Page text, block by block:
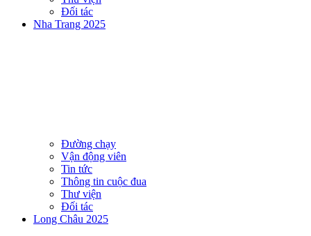
Đối tác
Nha Trang 2025
Đường chạy
Vận động viên
Tin tức
Thông tin cuộc đua
Thư viện
Đối tác
Long Châu 2025